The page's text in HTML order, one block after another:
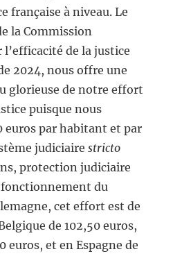
française à niveau. Le
la Commission
de la justice
2024, nous offre une
glorieuse de notre effort
puisque nous
euros par habitant et par
judiciaire stricto
protection judiciaire
fonctionnement du
cet effort est de
de 102,50 euros,
euros, et en Espagne de